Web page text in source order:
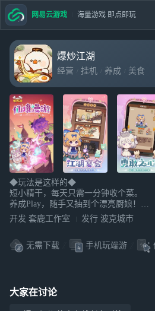
爆炒江湖
经营 挂机 养成 美食
◆玩法是这样的◆
短小精干，每天只需一分钟收个菜。
养成Play，随手又抽到个漂亮厨娘！
实力卖萌，客人是猴子派来的逗比，没
机会~
开发 套鹿工作室 发行 波克城市
无需下载 手机玩端游
大家在讨论
网易云游戏 海量游戏 即点即玩